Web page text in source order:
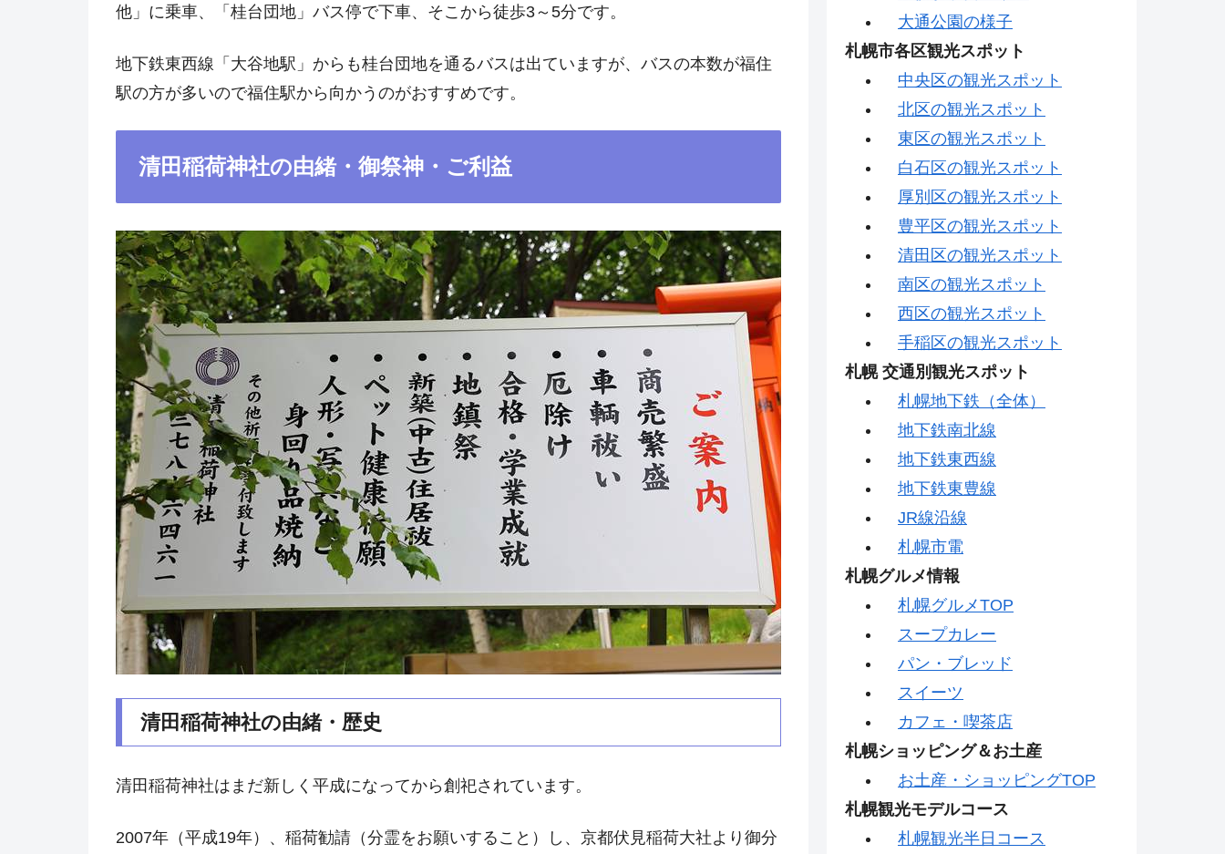
他」に乗車、「桂台団地」バス停で下車、そこから徒歩3～5分です。
地下鉄東西線「大谷地駅」からも桂台団地を通るバスは出ていますが、バスの本数が福住
駅の方が多いので福住駅から向かうのがおすすめです。
清田稲荷神社の由緒・御祭神・ご利益
清田稲荷神社の由緒・歴史
清田稲荷神社はまだ新しく平成になってから創祀されています。
2007年（平成19年）、稲荷勧請（分霊をお願いすること）し、京都伏見稲荷大社より御分
大通公園の様子
札幌市各区観光スポット
中央区の観光スポット
北区の観光スポット
東区の観光スポット
白石区の観光スポット
厚別区の観光スポット
豊平区の観光スポット
清田区の観光スポット
南区の観光スポット
西区の観光スポット
手稲区の観光スポット
札幌 交通別観光スポット
札幌地下鉄（全体）
地下鉄南北線
地下鉄東西線
地下鉄東豊線
JR線沿線
札幌市電
札幌グルメ情報
札幌グルメTOP
スープカレー
パン・ブレッド
スイーツ
カフェ・喫茶店
札幌ショッピング＆お土産
お土産・ショッピングTOP
札幌観光モデルコース
札幌観光半日コース